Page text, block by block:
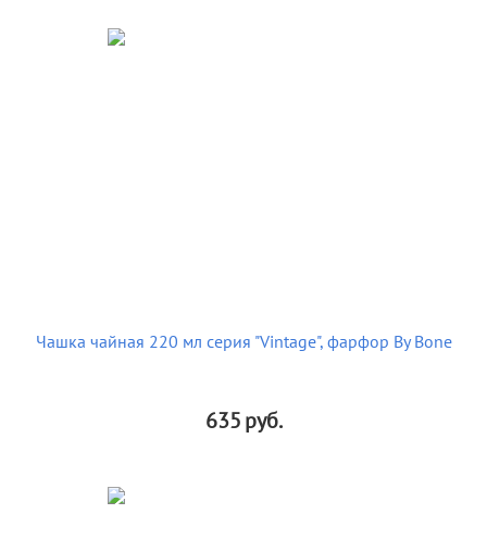
Чашка чайная 220 мл серия "Vintage", фарфор By Bone
635руб.